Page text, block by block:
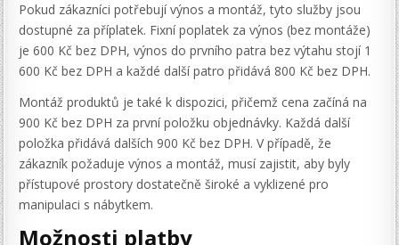
Pokud zákazníci potřebují výnos a montáž, tyto služby jsou
dostupné za příplatek. Fixní poplatek za výnos (bez montáže)
je 600 Kč bez DPH, výnos do prvního patra bez výtahu stojí 1
600 Kč bez DPH a každé další patro přidává 800 Kč bez DPH.
Montáž produktů je také k dispozici, přičemž cena začíná na
900 Kč bez DPH za první položku objednávky. Každá další
položka přidává dalších 900 Kč bez DPH. V případě, že
zákazník požaduje výnos a montáž, musí zajistit, aby byly
přístupové prostory dostatečně široké a vyklizené pro
manipulaci s nábytkem.
Možnosti platby